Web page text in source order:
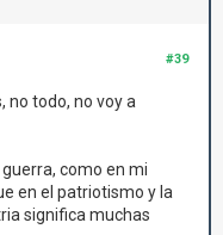
#39
no todo, no voy a
como en mi
en el patriotismo y la
significa muchas